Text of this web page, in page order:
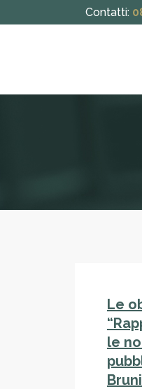
Contatti:
Le
le